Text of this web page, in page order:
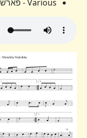
Various - פארשיידענע